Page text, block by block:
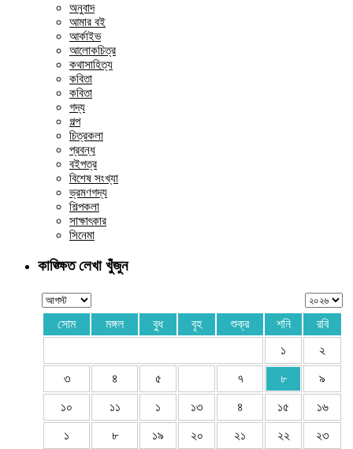
অনুবাদ
আমার বই
আর্কাইভ
আলোকচিত্র
কথাসাহিত্য
কবিতা
কবিতা
গদ্য
গল্প
চিত্রকলা
প্রবন্ধ
বইপত্র
বিশেষ সংখ্যা
ভ্রমণগদ্য
শিল্পকলা
সাক্ষাৎকার
সিনেমা
কাঙ্ক্ষিত লেখা খুঁজুন
সোম মঙ্গল বুধ বৃহ শুক্র শনি
রবি
১
২
৩ ৪ ৫ ৭ ৮ ৯
১০ ১১ ১ ১৩ ৪ ১৫ ১৬
১ ৮ ১৯ ২০ ২১ ২২ ২৩